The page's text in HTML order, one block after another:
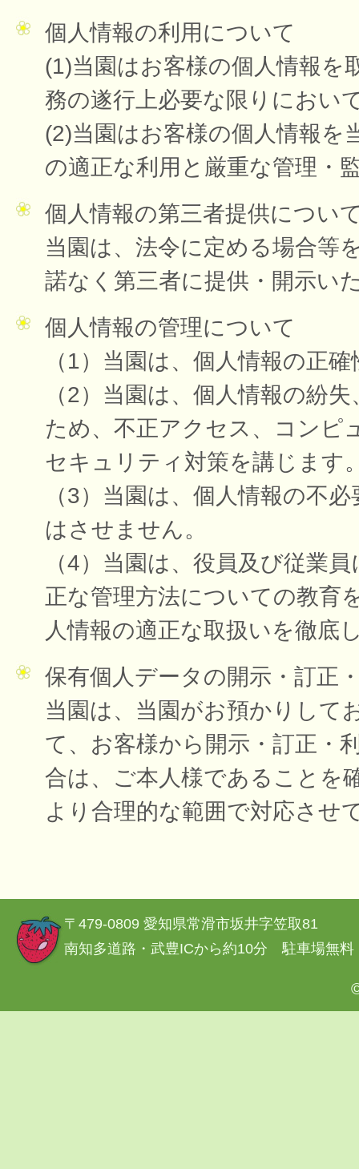
個人情報の利用について
(1)当園はお客様の個人情報を
務の遂行上必要な限りにおい
(2)当園はお客様の個人情報を
の適正な利用と厳重な管理・
個人情報の第三者提供につい
当園は、法令に定める場合等
諾なく第三者に提供・開示い
個人情報の管理について
（1）当園は、個人情報の正
（2）当園は、個人情報の紛
ため、不正アクセス、コンピ
セキュリティ対策を講じます
（3）当園は、個人情報の不
はさせません。
（4）当園は、役員及び従業
正な管理方法についての教育
人情報の適正な取扱いを徹底
保有個人データの開示・訂正
当園は、当園がお預かりして
て、お客様から開示・訂正・
合は、ご本人様であることを
より合理的な範囲で対応させ
〒479-0809 愛知県常滑市坂井字笠取81
南知多道路・武豊ICから約10分 駐車場無料